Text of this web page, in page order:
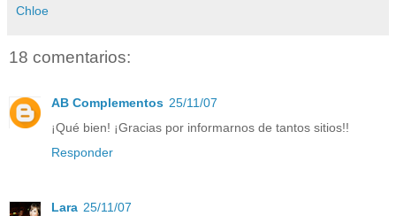
Chloe
18 comentarios:
AB Complementos 25/11/07
¡Qué bien! ¡Gracias por informarnos de tantos sitios!!
Responder
Lara 25/11/07